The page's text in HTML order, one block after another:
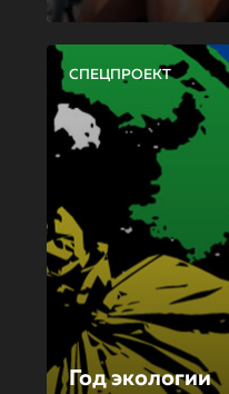
СПЕЦПРОЕКТ
Год экологии